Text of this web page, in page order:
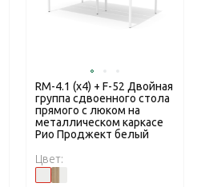
RM-4.1 (x4) + F-52 Двойная
группа сдвоенного стола
прямого с люком на
металлическом каркасе
Рио Проджект белый
Цвет: